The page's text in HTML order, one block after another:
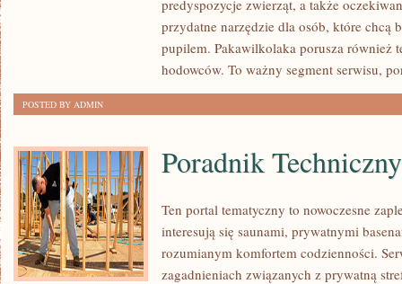
AKTYWNOŚCI
predyspozycje zwierząt, a także
przydatne narzędzie dla osób, które chcą
pupilem. Pakawilkolaka porusza również
hodowców. To ważny segment serwisu,
POSTED BY ADMIN
Poradnik Techniczny
Ten portal tematyczny to nowoczesne
interesują się saunami, prywatnymi
rozumianym komfortem codzienności.
zagadnieniach związanych z prywatną